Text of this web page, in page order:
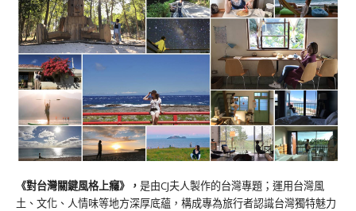
《對台灣關鍵風格上癮》 ， 是由CJ夫人製作的台灣專題；運用台灣風
土、文化、人情味等地方深厚底蘊，構成專為旅行者認識台灣獨特魅力